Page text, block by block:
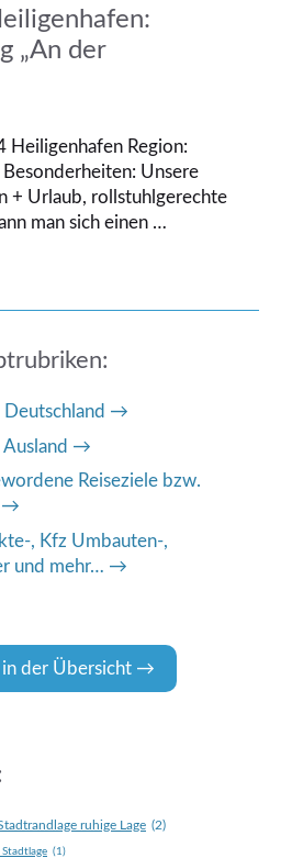
„An der
Heiligenhafen Region:
Unsere
+ Urlaub, rollstuhlgerechte
man sich einen …
Reiseziele bzw.
, Kfz Umbauten-,
und mehr…
der Übersicht
ruhige Lage (2)
(1)